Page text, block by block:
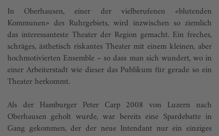
In Oberhausen, einer der vielberufenen «blutenden
Kommunen» des Ruhrgebiets, wird inzwischen so ziemlich
das interessanteste Theater der Region gemacht. Ein freches,
schräges, ästhetisch riskantes Theater mit einem kleinen, aber
hochmotivierten Ensemble – so dass man sich wundert, wo in
einer Arbeiterstadt wie dieser das Publikum für gerade so ein
Theater herkommt.
Als der Hamburger Peter Carp 2008 von Luzern nach
Oberhausen geholt wurde, war bereits eine Spardebatte in
Gang gekommen, der der neue Intendant nur ein einziges